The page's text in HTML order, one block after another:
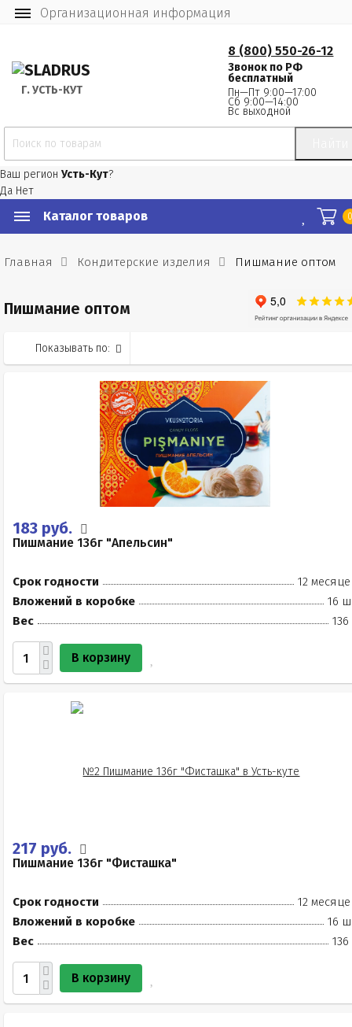
Организационная информация
Г. УСТЬ-КУТ
8 (800) 550-26-12
Звонок по РФ
бесплатный
Пн—Пт 9:00—17:00
Сб 9:00—14:00
Вс выходной
Ваш регион Усть-Кут?
Да Нет
Каталог товаров
Главная Кондитерские изделия Пишмание оптом
Пишмание оптом
Показывать по:
183 руб.
Пишмание 136г "Апельсин"
Срок годности
12
Вложений в коробке
16
Вес
136
В корзину
217 руб.
Пишмание 136г "Фисташка"
Срок годности
12
Вложений в коробке
16
Вес
136
В корзину